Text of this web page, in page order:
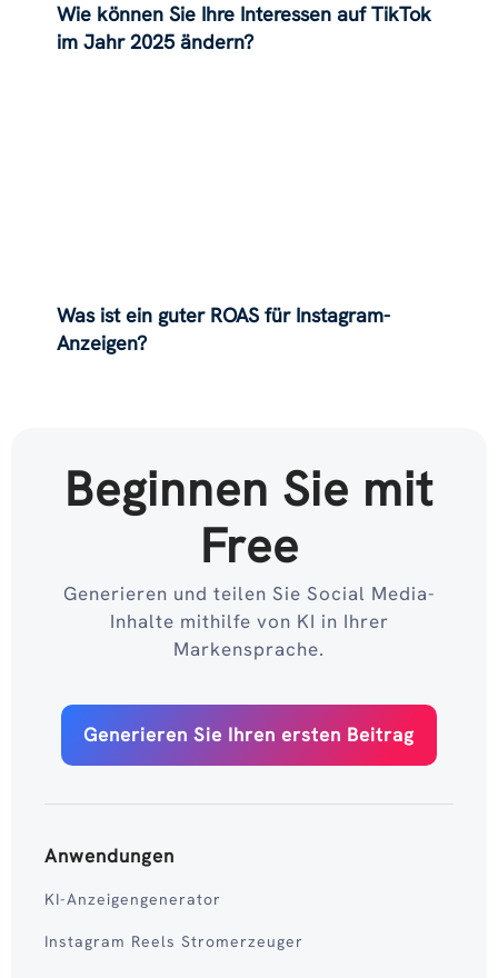
Wie können Sie Ihre Interessen auf TikTok
im Jahr 2025 ändern?
Was ist ein guter ROAS für Instagram-
Anzeigen?
Beginnen Sie mit
Free
Generieren und teilen Sie Social Media-
Inhalte mithilfe von KI in Ihrer
Markensprache.
Generieren Sie Ihren ersten Beitrag
Anwendungen
KI-Anzeigengenerator
Instagram Reels Stromerzeuger